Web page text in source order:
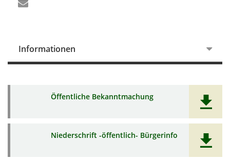
Informationen
Öffentliche Bekanntmachung
Niederschrift -öffentlich- Bürgerinfo